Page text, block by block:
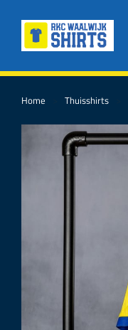
Je bent hier:
Home Thuisshirts